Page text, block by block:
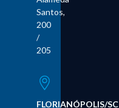
Santos,
200
/
205
FLORIANÓPOLIS/SC